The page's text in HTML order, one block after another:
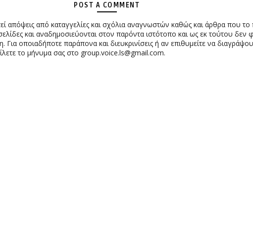
POST A COMMENT
απόψεις από καταγγελίες και σχόλια αναγνωστών καθώς και άρθρα που το
και αναδημοσιεύονται στον παρόντα ιστότοπο και ως εκ τούτου δεν
οποιαδήποτε παράπονα και διευκρινίσεις ή αν επιθυμείτε να
το μήνυμα σας στο group.voice.ls@gmail.com.